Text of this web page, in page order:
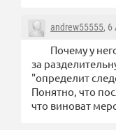
andrew55555, 6
Почему у
за
"определит
Понятно, что
что виноват